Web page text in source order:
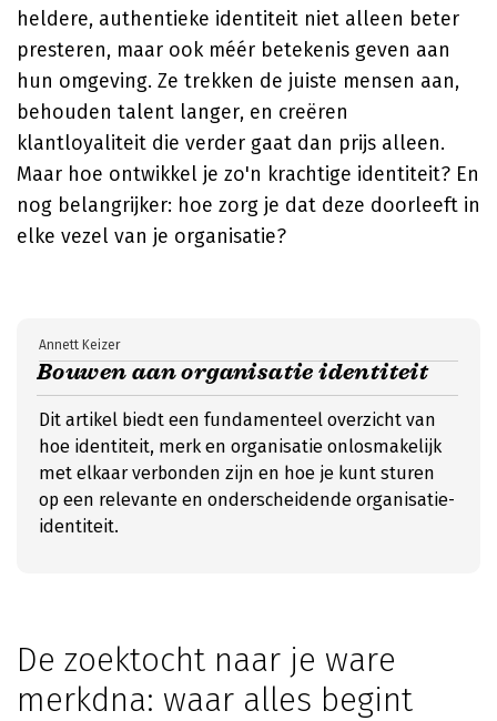
heldere, authentieke identiteit niet alleen beter
presteren, maar ook méér betekenis geven aan
hun omgeving. Ze trekken de juiste mensen aan,
behouden talent langer, en creëren
klantloyaliteit die verder gaat dan prijs alleen.
Maar hoe ontwikkel je zo'n krachtige identiteit? En
nog belangrijker: hoe zorg je dat deze doorleeft in
elke vezel van je organisatie?
Bouwen aan organisatie identiteit
Annett Keizer
Dit artikel biedt een fundamenteel overzicht van
hoe identiteit, merk en organisatie onlosmakelijk
met elkaar verbonden zijn en hoe je kunt sturen
op een relevante en onderscheidende organisatie-
identiteit.
De zoektocht naar je ware
merkdna: waar alles begint